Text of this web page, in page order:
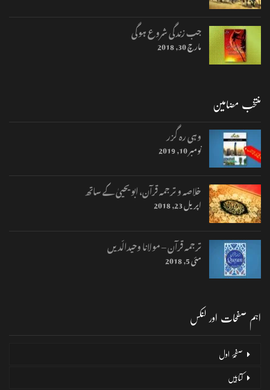
جب زندگی شروع ہوگی
مارچ 30, 2018
منتخب مضامین
وہی رہ گزر
نومبر 10, 2019
خلاصہ و ترجمہ قرآن، ابو یحییٰ کے ساتھ
اپریل 23, 2018
ترجمہ قرآن – مولانا وحیدالّدیں
مئی 5, 2018
اہم صفحات اور لنکس
صفحۂ اول
کتابیں